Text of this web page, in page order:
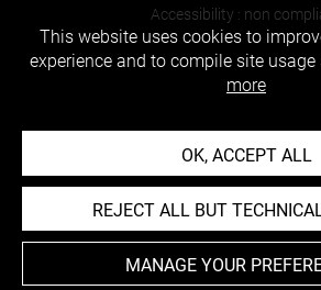
Accessibility : non
This website uses cookies to
experience and to compile site
more
OK, ACCEPT ALL
REJECT ALL BUT
MANAGE YOUR